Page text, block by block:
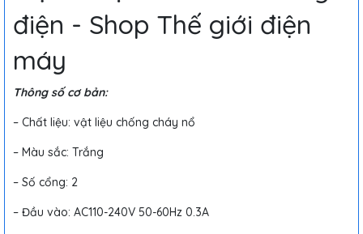
điện - Shop Thế giới điện
máy
Thông số cơ bản:
– Chất liệu: vật liệu chống cháy nổ
– Màu sắc: Trắng
– Số cổng: 2
– Đầu vào: AC110-240V 50-60Hz 0.3A